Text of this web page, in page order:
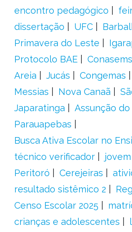
encontro pedagógico
dissertação
UFC
Primavera do Leste
Protocolo BAE
Conasems
Areia
Jucás Congemas
Messias
Nova Canaã
Japaratinga
Assunção do
Parauapebas
Busca Ativa Escolar no
técnico verificador
jovem
Peritoró
Cerejeiras
resultado sistêmico 2
Censo Escolar 2025
crianças e adolescentes